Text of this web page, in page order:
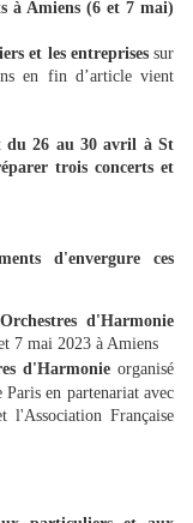
à Amiens (6 et 7 mai)
et les entreprises sur
en fin d’article vient
du 26 au 30 avril à St
trois concerts et
d'envergure ces
d'Harmonie
7 mai 2023 à Amiens
d'Harmonieorganisé
en partenariat avec
l'Association Française